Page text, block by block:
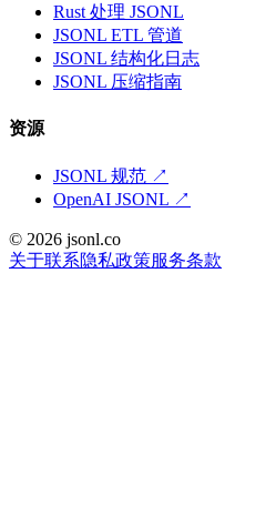
Rust 处理 JSONL
JSONL ETL 管道
JSONL 结构化日志
JSONL 压缩指南
资源
JSONL 规范 ↗
OpenAI JSONL ↗
© 2026 jsonl.co
关于联系隐私政策服务条款